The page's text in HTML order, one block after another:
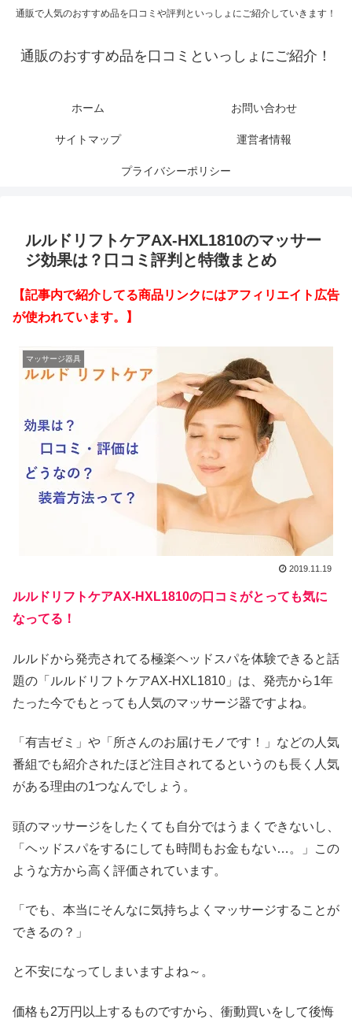
通販で人気のおすすめ品を口コミや評判といっしょにご紹介していきます！
通販のおすすめ品を口コミといっしょにご紹介！
ホーム お問い合わせ
サイトマップ 運営者情報
プライバシーポリシー
ルルドリフトケアAX-HXL1810のマッサー
ジ効果は？口コミ評判と特徴まとめ
【記事内で紹介してる商品リンクにはアフィリエイト広告
が使われています。】
マッサージ器具
2019.11.19
ルルドリフトケアAX-HXL1810の口コミがとっても気に
なってる！
ルルドから発売されてる極楽ヘッドスパを体験できると話
題の「ルルドリフトケアAX-HXL1810」は、発売から1年
たった今でもとっても人気のマッサージ器ですよね。
「有吉ゼミ」や「所さんのお届けモノです！」などの人気
番組でも紹介されたほど注目されてるというのも長く人気
がある理由の1つなんでしょう。
頭のマッサージをしたくても自分ではうまくできないし、
「ヘッドスパをするにしても時間もお金もない…。」この
ような方から高く評価されています。
「でも、本当にそんなに気持ちよくマッサージすることが
できるの？」
と不安になってしまいますよね～。
価格も2万円以上するものですから、衝動買いをして後悔